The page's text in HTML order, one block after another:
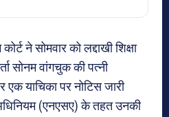
ने सोमवार को लद्दाखी शिक्षा
सोनम वांगचुक की पत्नी
एक याचिका पर नोटिस जारी
अधिनियम (एनएसए) के तहत उनकी